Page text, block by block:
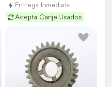
Entrega Inmediata
Acepta Canje Usados